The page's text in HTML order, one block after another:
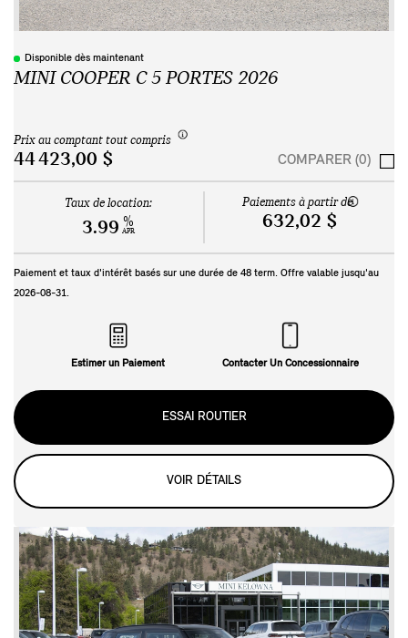
Disponible dès maintenant
MINI COOPER C 5 PORTES 2026
Prix au comptant tout compris
44 423,00 $ COMPARER (0)
Taux de location:
3.99 %
APR
Paiements à partir de
632,02 $
Paiement et taux d'intérêt basés sur une durée de 48 term. Offre valable jusqu'au
2026-08-31.
Estimer un Paiement Contacter Un Concessionnaire
ESSAI ROUTIER
VOIR DÉTAILS